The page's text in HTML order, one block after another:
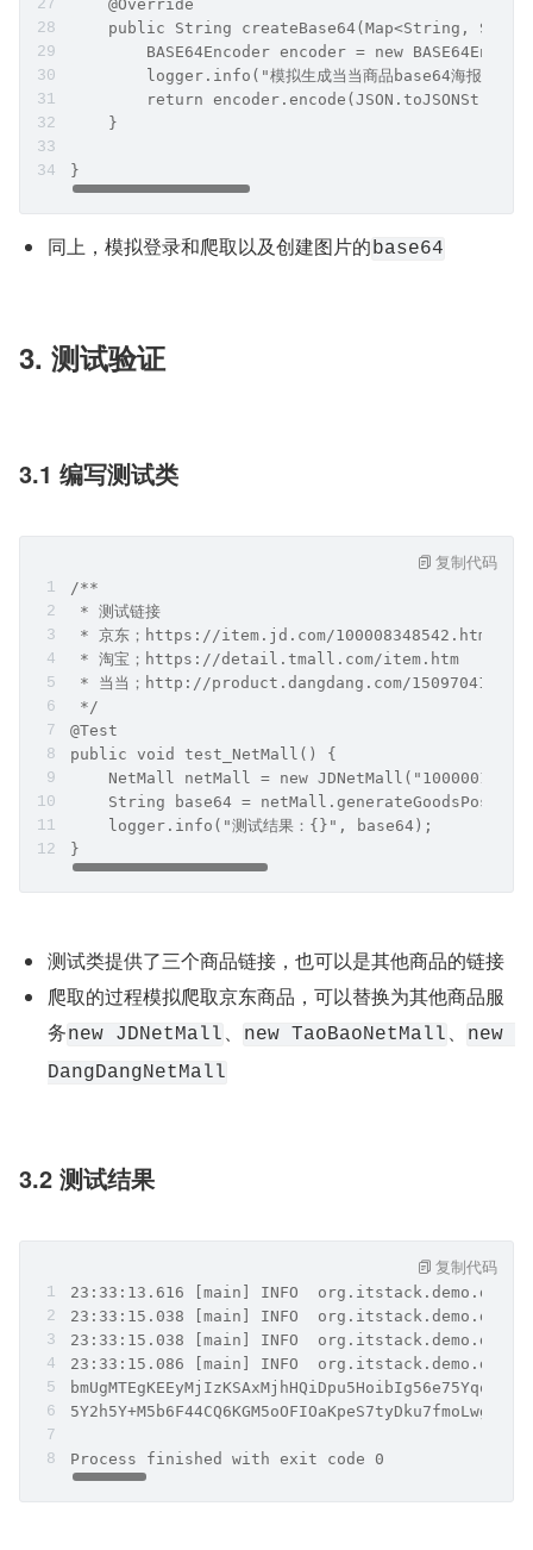
    @Override
public String createBase64(Map<String,
BASE64Encoder encoder = new
        logger.info("模拟生成当当商品base64海报");
return
    }
}
同上，模拟登录和爬取以及创建图片的base64
3. 测试验证
3.1 编写测试类
/**
* 测试链接
* 京东；https://item.jd.com/100008348542.html
* 淘宝；https://detail.tmall.com/item.htm
* 当当；http://product.dangdang.com/
*/
@Test
public void test_NetMall() {
NetMall netMall = new
String base64 =
    logger.info("测试结果：{}", base64);
}
复制代码
测试类提供了三个商品链接，也可以是其他商品的链接
爬取的过程模拟爬取京东商品，可以替换为其他商品服
务new JDNetMall 、 new TaoBaoNetMall 、
new
DangDangNetMall
3.2 测试结果
23:33:13.616 [main] INFO
23:33:15.038 [main] INFO
23:33:15.038 [main] INFO
23:33:15.086 [main] INFO
Process finished with exit code 0
复制代码